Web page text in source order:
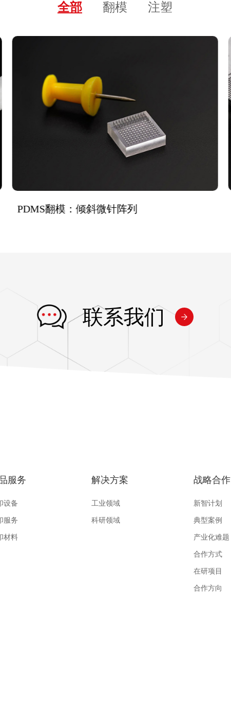
全部 翻模 注塑
PDMS翻模：倾斜微针阵列
联系我们
服务
设备
服务
材料
解决方案
工业领域
科研领域
战略合作
新智计划
典型案例
产业化难题
合作方式
在研项目
合作方向